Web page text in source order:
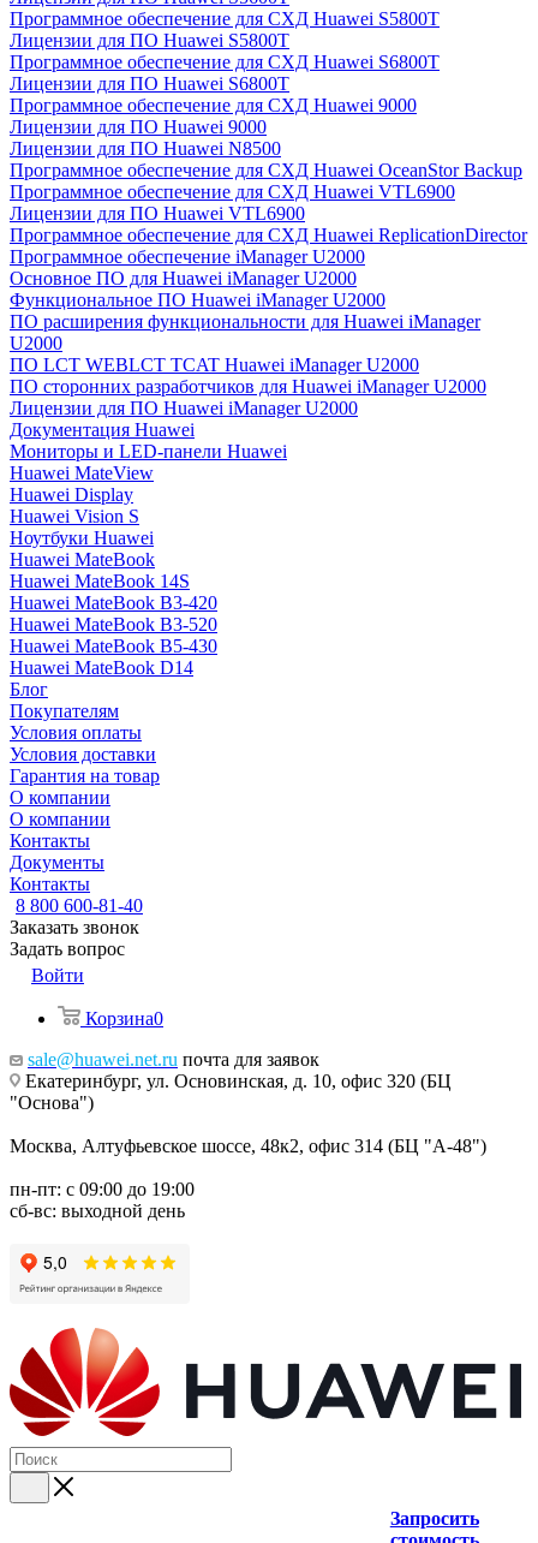
Программное обеспечение для СХД Huawei S5800T
Лицензии для ПО Huawei S5800T
Программное обеспечение для СХД Huawei S6800T
Лицензии для ПО Huawei S6800T
Программное обеспечение для СХД Huawei 9000
Лицензии для ПО Huawei 9000
Лицензии для ПО Huawei N8500
Программное обеспечение для СХД Huawei OceanStor Backup
Программное обеспечение для СХД Huawei VTL6900
Лицензии для ПО Huawei VTL6900
Программное обеспечение для СХД Huawei ReplicationDirector
Программное обеспечение iManager U2000
Основное ПО для Huawei iManager U2000
Функциональное ПО Huawei iManager U2000
ПО расширения функциональности для Huawei iManager
U2000
ПО LCT WEBLCT TCAT Huawei iManager U2000
ПО сторонних разработчиков для Huawei iManager U2000
Лицензии для ПО Huawei iManager U2000
Документация Huawei
Мониторы и LED-панели Huawei
Huawei MateView
Huawei Display
Huawei Vision S
Ноутбуки Huawei
Huawei MateBook
Huawei MateBook 14S
Huawei MateBook B3-420
Huawei MateBook B3-520
Huawei MateBook B5-430
Huawei MateBook D14
Блог
Покупателям
Условия оплаты
Условия доставки
Гарантия на товар
О компании
О компании
Контакты
Документы
Контакты
8 800 600-81-40
Заказать звонок
Задать вопрос
Войти
Корзина0
sale@huawei.net.ru почта для заявок
Екатеринбург, ул. Основинская, д. 10, офис 320 (БЦ
"Основа")
Москва, Алтуфьевское шоссе, 48к2, офис 314 (БЦ "А-48")
пн-пт: с 09:00 до 19:00
сб-вс: выходной день
Запросить